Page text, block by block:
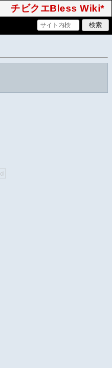
チビクエBless Wiki*